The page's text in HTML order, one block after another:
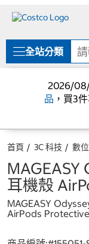
單
全站分類
2026/
品 ，買3
首頁 3C 科技 數
MAGEASY
耳機殼
MAGEASY
AirPods